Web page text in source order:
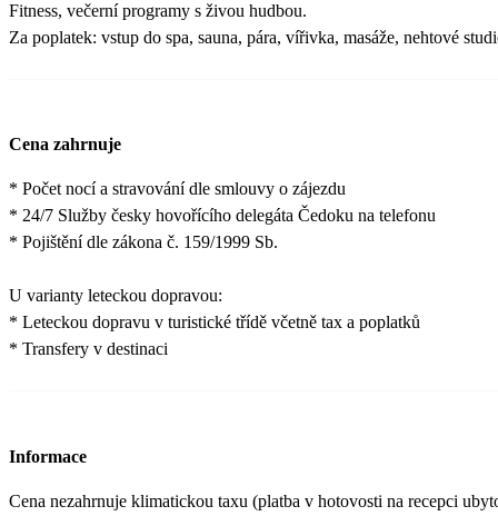
Fitness, večerní programy s živou hudbou.
Za poplatek: vstup do spa, sauna, pára, vířivka, masáže, nehtové
Cena zahrnuje
* Počet nocí a stravování dle smlouvy o zájezdu
* 24/7 Služby česky hovořícího delegáta Čedoku na telefonu
* Pojištění dle zákona č. 159/1999 Sb.
U varianty leteckou dopravou:
* Leteckou dopravu v turistické třídě včetně tax a poplatků
* Transfery v destinaci
Informace
Cena nezahrnuje klimatickou taxu (platba v hotovosti na recepci